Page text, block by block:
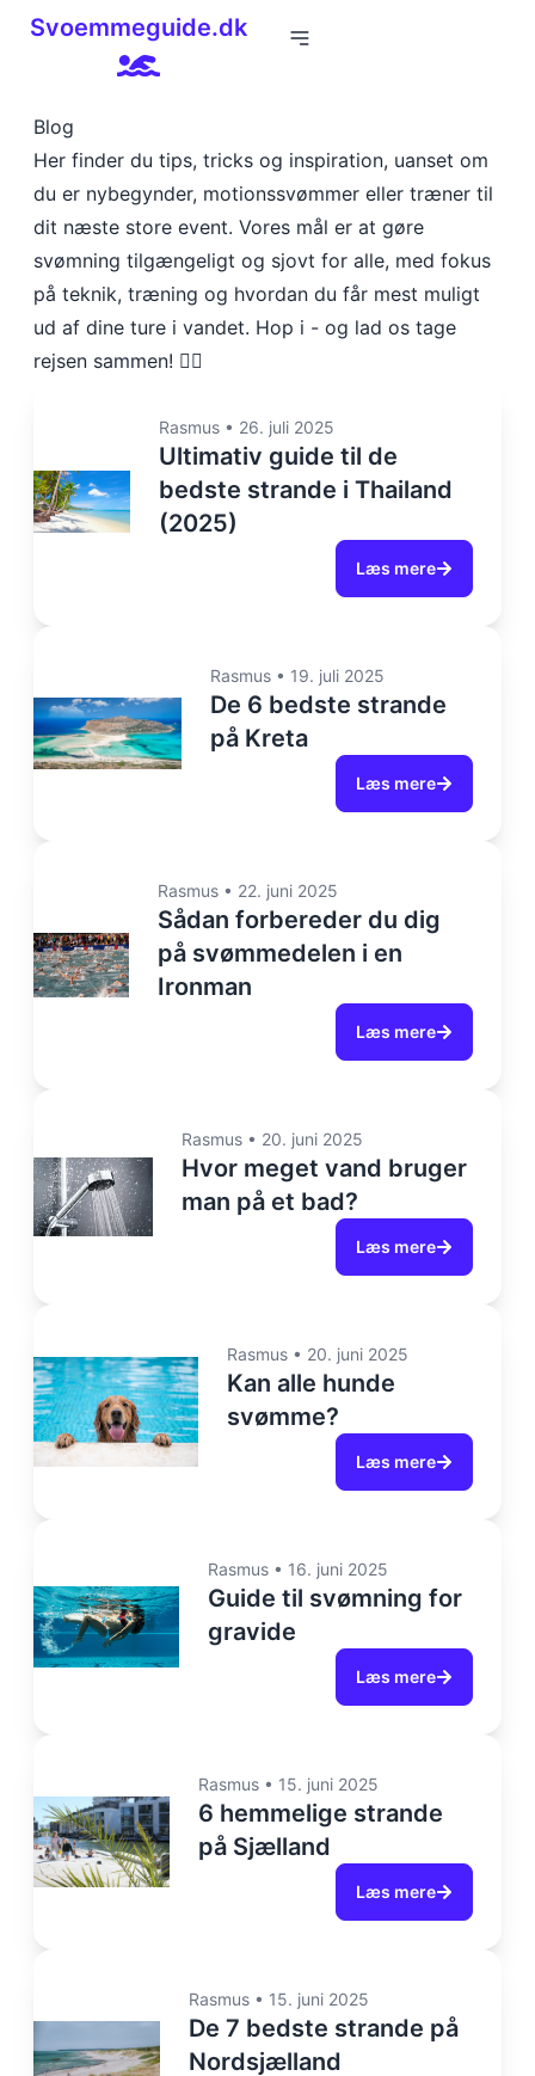
Svoemmeguide.dk
Blog
Her finder du tips, tricks og inspiration, uanset om
du er nybegynder, motionssvømmer eller træner til
dit næste store event. Vores mål er at gøre
svømning tilgængeligt og sjovt for alle, med fokus
på teknik, træning og hvordan du får mest muligt
ud af dine ture i vandet. Hop i - og lad os tage
rejsen sammen! 🏊‍♂️
Rasmus• 26. juli 2025
Ultimativ guide til de
bedste strande i Thailand
(2025)
Læs mere
Rasmus• 19. juli 2025
De 6 bedste strande
på Kreta
Læs mere
Rasmus• 22. juni 2025
Sådan forbereder du dig
på svømmedelen i en
Ironman
Læs mere
Rasmus• 20. juni 2025
Hvor meget vand bruger
man på et bad​?
Læs mere
Rasmus• 20. juni 2025
Kan alle hunde
svømme?
Læs mere
Rasmus• 16. juni 2025
Guide til svømning for
gravide
Læs mere
Rasmus • 15. juni 2025
6 hemmelige strande
på Sjælland
Læs mere
Rasmus • 15. juni 2025
De 7 bedste strande på
Nordsjælland